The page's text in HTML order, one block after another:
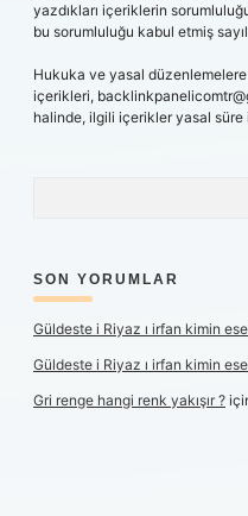
yazdıkları içeriklerin
bu sorumluluğu kabul etmiş
Hukuka ve yasal
içerikleri,
halinde, ilgili içerikler yasal süre
SON YORUMLAR
Güldeste i Riyaz ı irfan kimin
Güldeste i Riyaz ı irfan kimin
Gri renge hangi renk yakışır ?